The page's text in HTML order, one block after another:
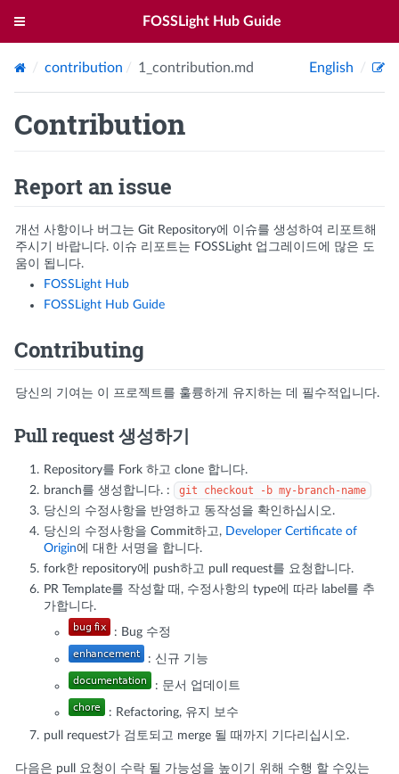
FOSSLight Hub Guide
contribution 1_contribution.md English
Contribution
Report an issue
개선 사항이나 버그는 Git Repository에 이슈를 생성하여 리포트해
주시기 바랍니다. 이슈 리포트는 FOSSLight 업그레이드에 많은 도
움이 됩니다.
FOSSLight Hub
FOSSLight Hub Guide
Contributing
당신의 기여는 이 프로젝트를 훌륭하게 유지하는 데 필수적입니다.
Pull request 생성하기
Repository를 Fork 하고 clone 합니다.
branch를 생성합니다. :
git checkout -b my-branch-name
당신의 수정사항을 반영하고 동작성을 확인하십시오.
당신의 수정사항을 Commit하고, Developer Certificate of
Origin에 대한 서명을 합니다.
fork한 repository에 push하고 pull request를 요청합니다.
PR Template를 작성할 때, 수정사항의 type에 따라 label를 추
가합니다.
: Bug 수정
: 신규 기능
: 문서 업데이트
: Refactoring, 유지 보수
pull request가 검토되고 merge 될 때까지 기다리십시오.
다음은 pull 요청이 수락 될 가능성을 높이기 위해 수행 할 수있는